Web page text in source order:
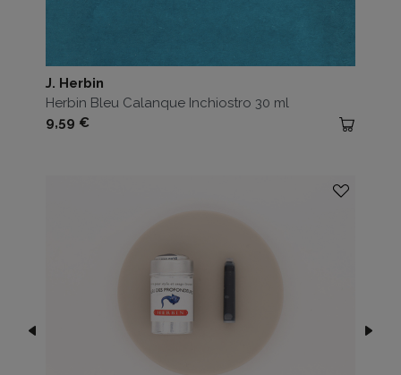
J. Herbin
Herbin Bleu Calanque Inchiostro 30 ml
Prezzo
9,59 €